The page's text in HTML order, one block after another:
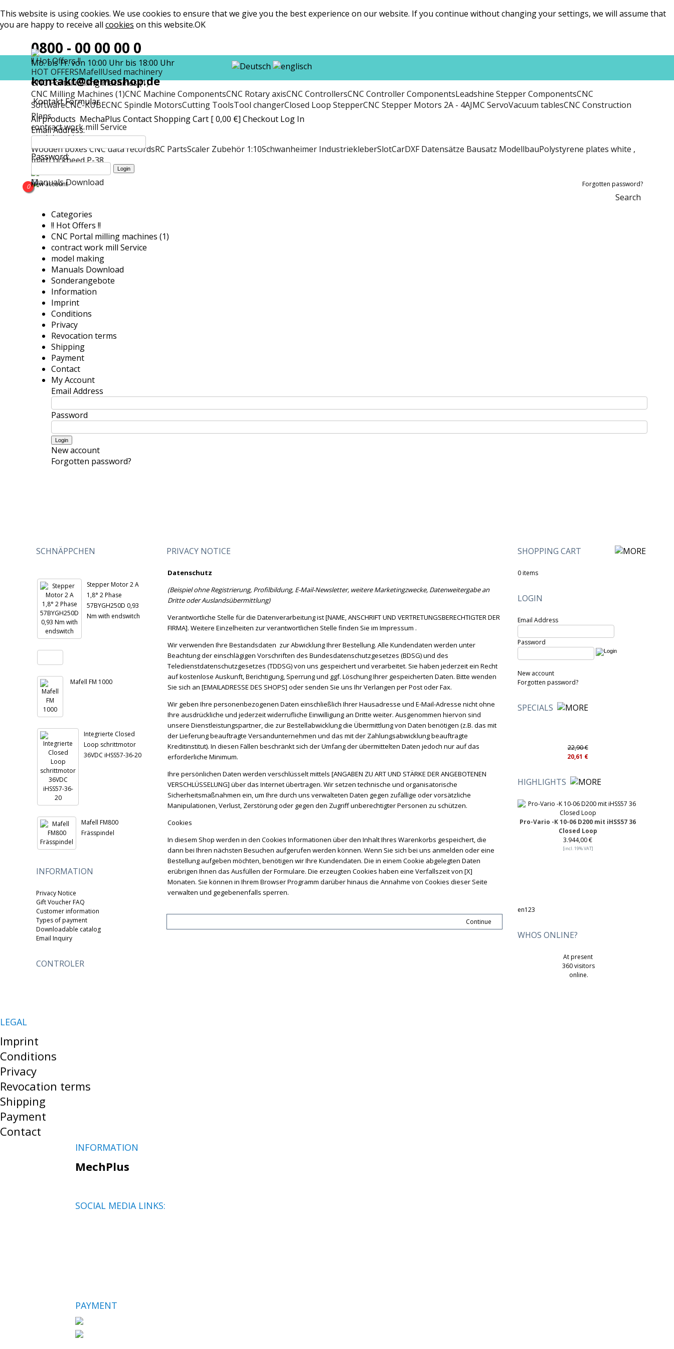
This website is using cookies. We use cookies to ensure that we give you the best experience on our website. If you continue without changing your settings, we will assume that
you are happy to receive all cookies on this website.OK
!! Hot Offers !!
HOT OFFERSMafellUsed machinery
CNC Portal milling machines (1)
CNC Milling Machines (1)CNC Machine ComponentsCNC Rotary axisCNC ControllersCNC Controller ComponentsLeadshine Stepper ComponentsCNC
SoftwareCNC-KUBECNC Spindle MotorsCutting ToolsTool changerClosed Loop StepperCNC Stepper Motors 2A - 4AJMC ServoVacuum tablesCNC Construction
Plans
contract work mill Service
model making
Wooden boxes CNC data recordsRC PartsScaler Zubehör 1:10Schwanheimer IndustriekleberSlotCarDXF Datensätze Bausatz ModellbauPolystyrene plates white ,
mattLockheed P-38
Manuals Download
Manuals Download
Search
0800 - 00 00 00 0
Mo. bis Fr. von 10:00 Uhr bis 18:00 Uhr
kontakt@demoshop.de
Kontakt Formular
All products MechaPlus ContactShopping Cart [ 0,00 €] Checkout Log In
Email Address:
Password:
New account Forgotten password?
0
Categories
!! Hot Offers !!
CNC Portal milling machines (1)
contract work mill Service
model making
Manuals Download
Sonderangebote
Information
Imprint
Conditions
Privacy
Revocation terms
Shipping
Payment
Contact
My Account
Email Address
Password
New account
Forgotten password?
SCHNÄPPCHEN
Stepper Motor 2 A
1,8° 2 Phase
57BYGH250D 0,93
Nm with endswitch
Mafell FM 1000
Integrierte Closed
Loop schrittmotor
36VDC iHSS57-36-20
Mafell FM800
Frässpindel
INFORMATION
Privacy Notice
Gift Voucher FAQ
Customer information
Types of payment
Downloadable catalog
Email Inquiry
CONTROLER
PRIVACY NOTICE
Datenschutz
(Beispiel ohne Registrierung, Profilbildung, E-Mail-Newsletter, weitere Marketingzwecke, Datenweitergabe an
Dritte oder Auslandsübermittlung)
Verantwortliche Stelle für die Datenverarbeitung ist [NAME, ANSCHRIFT UND VERTRETUNGSBERECHTIGTER DER
FIRMA]. Weitere Einzelheiten zur verantwortlichen Stelle finden Sie im Impressum .
Wir verwenden Ihre Bestandsdaten zur Abwicklung Ihrer Bestellung. Alle Kundendaten werden unter
Beachtung der einschlägigen Vorschriften des Bundesdatenschutzgesetzes (BDSG) und des
Teledienstdatenschutzgesetzes (TDDSG) von uns gespeichert und verarbeitet. Sie haben jederzeit ein Recht
auf kostenlose Auskunft, Berichtigung, Sperrung und ggf. Löschung Ihrer gespeicherten Daten. Bitte wenden
Sie sich an [EMAILADRESSE DES SHOPS] oder senden Sie uns Ihr Verlangen per Post oder Fax.
Wir geben Ihre personenbezogenen Daten einschließlich Ihrer Hausadresse und E-Mail-Adresse nicht ohne
Ihre ausdrückliche und jederzeit widerrufliche Einwilligung an Dritte weiter. Ausgenommen hiervon sind
unsere Dienstleistungspartner, die zur Bestellabwicklung die Übermittlung von Daten benötigen (z.B. das mit
der Lieferung beauftragte Versandunternehmen und das mit der Zahlungsabwicklung beauftragte
Kreditinstitut). In diesen Fällen beschränkt sich der Umfang der übermittelten Daten jedoch nur auf das
erforderliche Minimum.
Ihre persönlichen Daten werden verschlüsselt mittels [ANGABEN ZU ART UND STÄRKE DER ANGEBOTENEN
VERSCHLÜSSELUNG] über das Internet übertragen. Wir setzen technische und organisatorische
Sicherheitsmaßnahmen ein, um Ihre durch uns verwalteten Daten gegen zufällige oder vorsätzliche
Manipulationen, Verlust, Zerstörung oder gegen den Zugriff unberechtigter Personen zu schützen.
Cookies
In diesem Shop werden in den Cookies Informationen über den Inhalt Ihres Warenkorbs gespeichert, die
dann bei Ihren nächsten Besuchen aufgerufen werden können. Wenn Sie sich bei uns anmelden oder eine
Bestellung aufgeben möchten, benötigen wir Ihre Kundendaten. Die in einem Cookie abgelegten Daten
erübrigen Ihnen das Ausfüllen der Formulare. Die erzeugten Cookies haben eine Verfallszeit von [X]
Monaten. Sie können in Ihrem Browser Programm darüber hinaus die Annahme von Cookies dieser Seite
verwalten und gegebenenfalls sperren.
Continue
SHOPPING CART
0 items
LOGIN
Email Address
Password
New account
Forgotten password?
SPECIALS
22,90 €
20,61 €
HIGHLIGHTS
Pro-Vario -K 10-06 D200 mit iHSS57 36
Closed Loop
3.944,00 €
[incl. 19% VAT]
en123
WHOS ONLINE?
At present
360 visitors
online.
LEGAL
Imprint
Conditions
Privacy
Revocation terms
Shipping
Payment
Contact
INFORMATION
MechPlus
SOCIAL MEDIA LINKS:
PAYMENT